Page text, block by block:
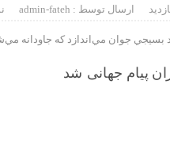
ارسال توسط : admin-fateh
جوان مي‌اندازد كه جاودانه